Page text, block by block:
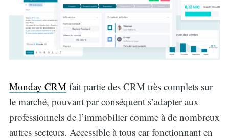
Monday CRMfait partie des CRM très complets sur
le marché, pouvant par conséquent s’adapter aux
professionnels de l’immobilier comme à de nombreux
autres secteurs. Accessible à tous car fonctionnant en